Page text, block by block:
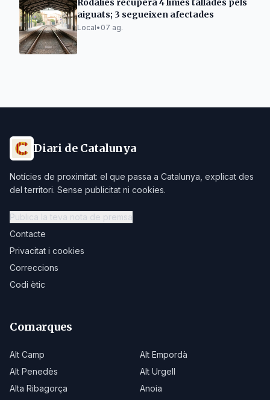
Rodalies recupera 4 línies tallades pels
aiguats; 3 segueixen afectades
Local• 07 ag.
Diari de Catalunya
Notícies de proximitat: el que passa a Catalunya, explicat des
del territori. Sense publicitat ni cookies.
Publica la teva nota de premsa
Contacte
Privacitat i cookies
Correccions
Codi ètic
Comarques
Alt Camp
Alt Empordà
Alt Penedès
Alt Urgell
Alta Ribagorça
Anoia